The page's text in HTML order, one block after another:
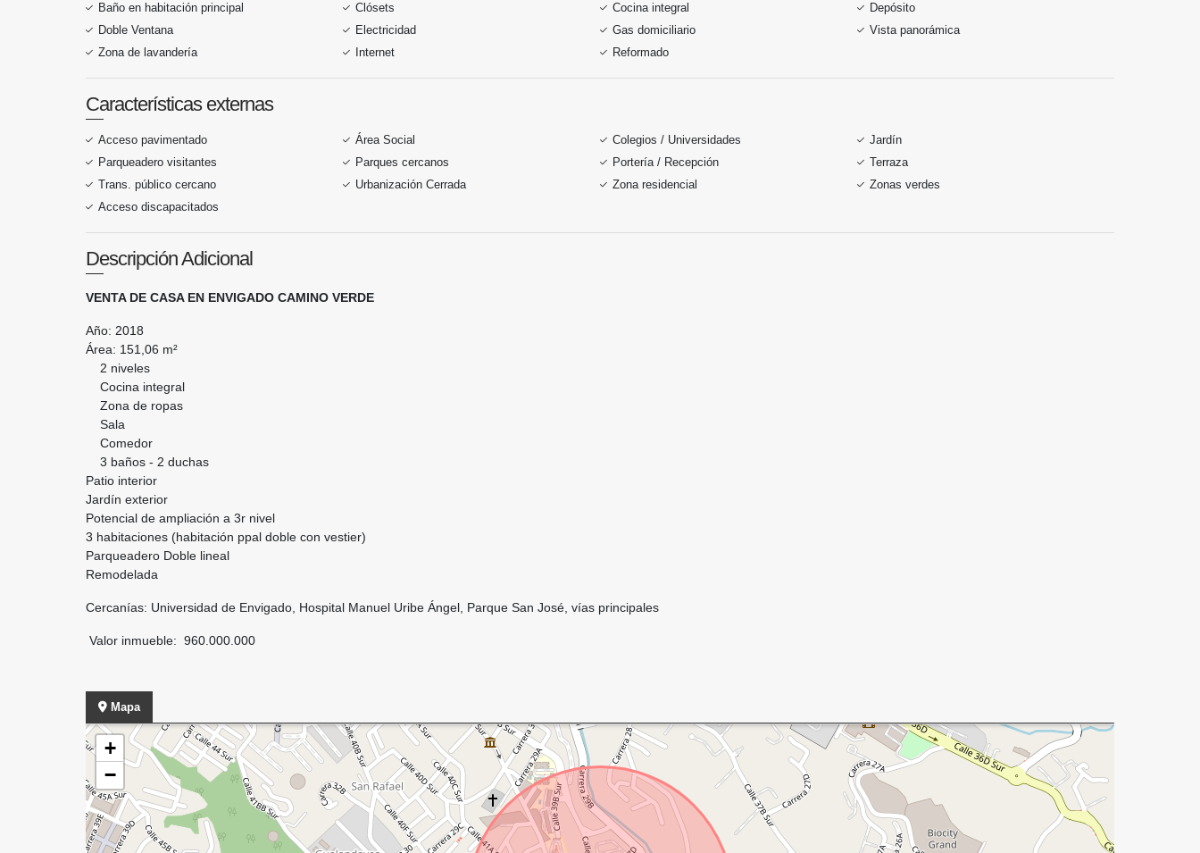
Baño en habitación principal
Clósets Cocina integral
Depósito
Doble Ventana
Electricidad Gas domiciliario
Vista panorámica
Zona de lavandería
Internet Reformado
Características externas
Acceso pavimentado Área Social Colegios / Universidades
Jardín
Parqueadero visitantes
Parques cercanos Portería / Recepción
Terraza
Trans. público cercano
Urbanización Cerrada Zona residencial
Zonas verdes
Acceso discapacitados
Descripción Adicional
VENTA DE CASA EN ENVIGADO CAMINO VERDE
Año: 2018
Área: 151,06 m²
2 niveles
Cocina integral
Zona de ropas
Sala
Comedor
3 baños - 2 duchas
Patio interior
Jardín exterior
Potencial de ampliación a 3r nivel
3 habitaciones (habitación ppal doble con vestier)
Parqueadero Doble lineal
Remodelada
Cercanías: Universidad de Envigado, Hospital Manuel Uribe Ángel, Parque San José, vías principales
Valor inmueble: 960.000.000
Mapa
+
−